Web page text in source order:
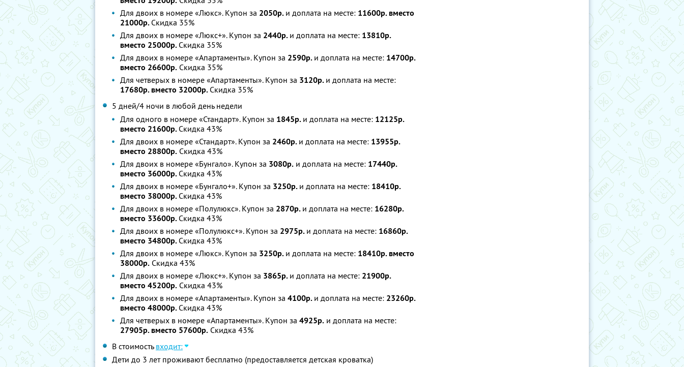
Для двоих в номере «Люкс». Купон за 2050р. и доплата на месте: 11600р. вместо
21000р. Скидка 35%
Для двоих в номере «Люкс+». Купон за 2440р. и доплата на месте: 13810р.
вместо 25000р. Скидка 35%
Для двоих в номере «Апартаменты». Купон за 2590р. и доплата на месте: 14700р.
вместо 26600р. Скидка 35%
Для четверых в номере «Апартаменты». Купон за 3120р. и доплата на месте:
17680р. вместо 32000р. Скидка 35%
5 дней/4 ночи в любой день недели
Для одного в номере «Стандарт». Купон за 1845р. и доплата на месте: 12125р.
вместо 21600р. Скидка 43%
Для двоих в номере «Стандарт». Купон за 2460р. и доплата на месте: 13955р.
вместо 28800р. Скидка 43%
Для двоих в номере «Бунгало». Купон за 3080р. и доплата на месте: 17440р.
вместо 36000р. Скидка 43%
Для двоих в номере «Бунгало+». Купон за 3250р. и доплата на месте: 18410р.
вместо 38000р. Скидка 43%
Для двоих в номере «Полулюкс». Купон за 2870р. и доплата на месте: 16280р.
вместо 33600р. Скидка 43%
Для двоих в номере «Полулюкс+». Купон за 2975р. и доплата на месте: 16860р.
вместо 34800р. Скидка 43%
Для двоих в номере «Люкс». Купон за 3250р. и доплата на месте: 18410р. вместо
38000р. Скидка 43%
Для двоих в номере «Люкс+». Купон за 3865р. и доплата на месте: 21900р.
вместо 45200р. Скидка 43%
Для двоих в номере «Апартаменты». Купон за 4100р. и доплата на месте: 23260р.
вместо 48000р. Скидка 43%
Для четверых в номере «Апартаменты». Купон за 4925р. и доплата на месте:
27905р. вместо 57600р. Скидка 43%
В стоимость входит:
Дети до 3 лет проживают бесплатно (предоставляется детская кроватка)